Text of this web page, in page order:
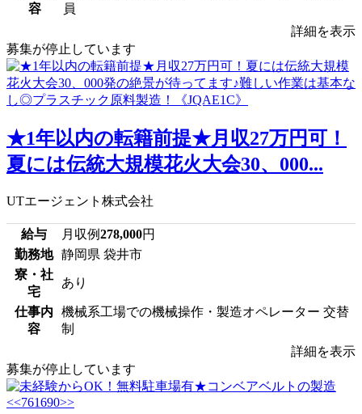
容
員
詳細を表示
募集が停止しています
★1年以内の転籍前提★月収27万円可！
夏には伝統大規模花火大会30、000...
UTエージェント株式会社
給与 月収例278,000円
勤務地
静岡県 袋井市
寮・社
宅
あり
仕事内
容
機械系工場での機械操作・製造オペレーター 交替
制
詳細を表示
募集が停止しています